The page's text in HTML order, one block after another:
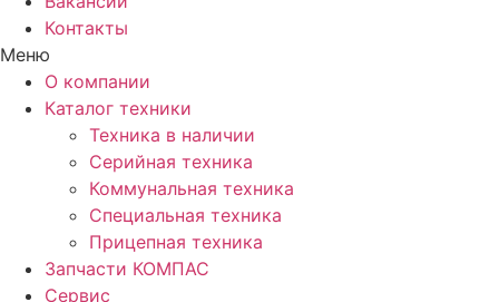
Контакты
Меню
О компании
Каталог техники
Техника в наличии
Серийная техника
Коммунальная техника
Специальная техника
Прицепная техника
Запчасти КОМПАС
Сервис